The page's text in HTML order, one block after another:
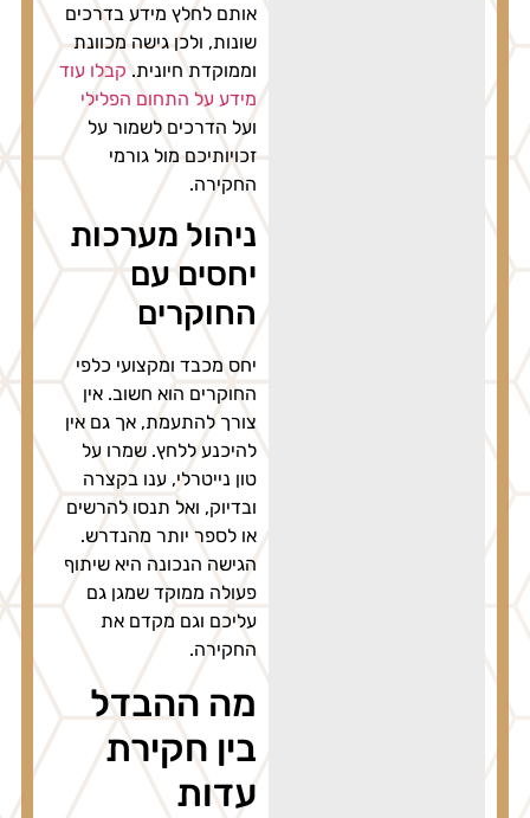
אותם לחלץ מידע בדרכים
שונות, ולכן גישה מכוונת
וממוקדת חיונית.קבלו עוד
מידע על התחום הפלילי
ועל הדרכים לשמור על
זכויותיכם מול גורמי
החקירה.
ניהול מערכות
יחסים עם
החוקרים
יחס מכבד ומקצועי כלפי
החוקרים הוא חשוב. אין
צורך להתעמת, אך גם אין
להיכנע ללחץ. שמרו על
טון נייטרלי, ענו בקצרה
ובדיוק, ואל תנסו להרשים
או לספר יותר מהנדרש.
הגישה הנכונה היא שיתוף
פעולה ממוקד שמגן גם
עליכם וגם מקדם את
החקירה.
מה ההבדל
בין חקירת
עדות